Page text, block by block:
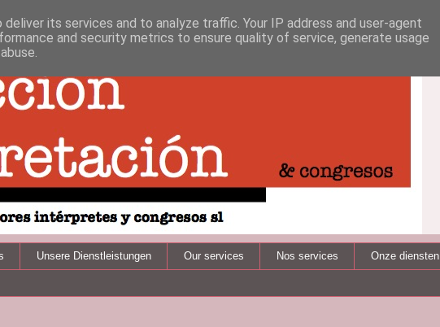
Unsere Dienstleistungen Our services Nos services Onze diensten
its services and to analyze traffic. Your IP address and user-agent
and security metrics to ensure quality of service, generate usage